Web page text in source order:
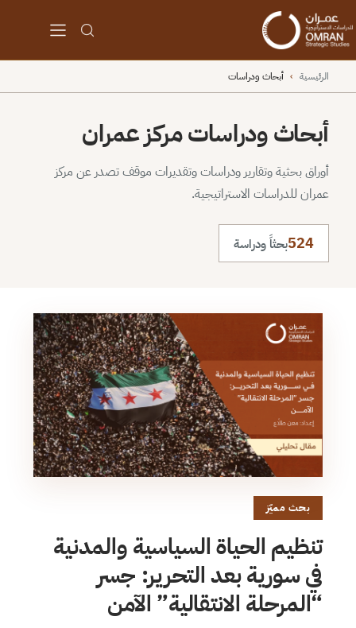
الرئيسية › أبحاث ودراسات
أبحاث ودراسات مركز عمران
أوراق بحثية وتقارير ودراسات وتقديرات موقف تصدر عن مركز
عمران للدراسات الاستراتيجية.
524بحثاً ودراسة
بحث مميّز
تنظيم الحياة السياسية والمدنية
في سورية بعد التحرير: جسر
“المرحلة الانتقالية” الآمن